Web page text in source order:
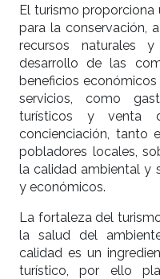
El turismo proporciona
para la conservación,
recursos naturales
desarrollo de las
beneficios
servicios, como
turísticos y venta
concienciación, tanto
pobladores locales,
la calidad ambiental y
y económicos.
La fortaleza del
la salud del
calidad es un
turístico, por ello